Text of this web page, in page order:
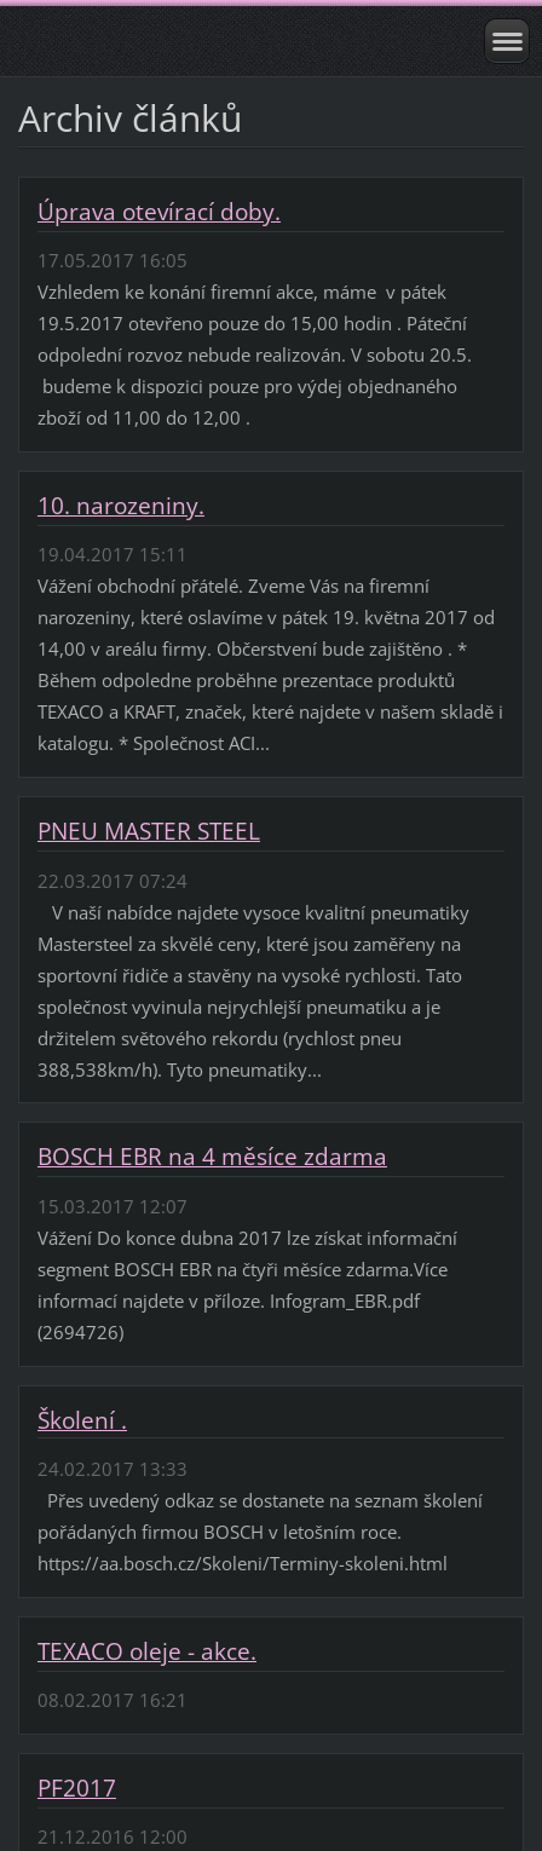
Archiv článků
Úprava otevírací doby.
17.05.2017 16:05
Vzhledem ke konání firemní akce, máme v pátek
19.5.2017 otevřeno pouze do 15,00 hodin . Páteční
odpolední rozvoz nebude realizován. V sobotu 20.5.
budeme k dispozici pouze pro výdej objednaného
zboží od 11,00 do 12,00 .
10. narozeniny.
19.04.2017 15:11
Vážení obchodní přátelé. Zveme Vás na firemní
narozeniny, které oslavíme v pátek 19. května 2017 od
14,00 v areálu firmy. Občerstvení bude zajištěno . *
Během odpoledne proběhne prezentace produktů
TEXACO a KRAFT, značek, které najdete v našem skladě i
katalogu. * Společnost ACI...
PNEU MASTER STEEL
22.03.2017 07:24
V naší nabídce najdete vysoce kvalitní pneumatiky
Mastersteel za skvělé ceny, které jsou zaměřeny na
sportovní řidiče a stavěny na vysoké rychlosti. Tato
společnost vyvinula nejrychlejší pneumatiku a je
držitelem světového rekordu (rychlost pneu
388,538km/h). Tyto pneumatiky...
BOSCH EBR na 4 měsíce zdarma
15.03.2017 12:07
Vážení Do konce dubna 2017 lze získat informační
segment BOSCH EBR na čtyři měsíce zdarma.Více
informací najdete v příloze. Infogram_EBR.pdf
(2694726)
Školení .
24.02.2017 13:33
Přes uvedený odkaz se dostanete na seznam školení
pořádaných firmou BOSCH v letošním roce.
https://aa.bosch.cz/Skoleni/Terminy-skoleni.html
TEXACO oleje - akce.
08.02.2017 16:21
PF2017
21.12.2016 12:00